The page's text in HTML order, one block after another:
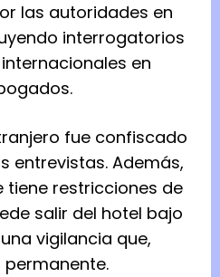
las autoridades en
interrogatorios
en
fue confiscado
entrevistas. Además,
tiene restricciones de
salir del hotel bajo
vigilancia que,
permanente.